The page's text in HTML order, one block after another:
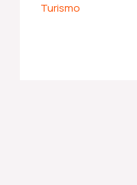
Turismo